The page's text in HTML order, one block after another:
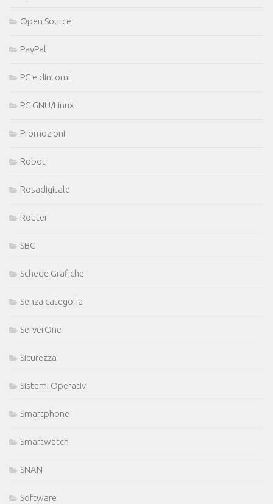
Open Source
PayPal
PC e dintorni
PC GNU/Linux
Promozioni
Robot
Rosadigitale
Router
SBC
Schede Grafiche
Senza categoria
ServerOne
Sicurezza
Sistemi Operativi
Smartphone
Smartwatch
SNAN
Software